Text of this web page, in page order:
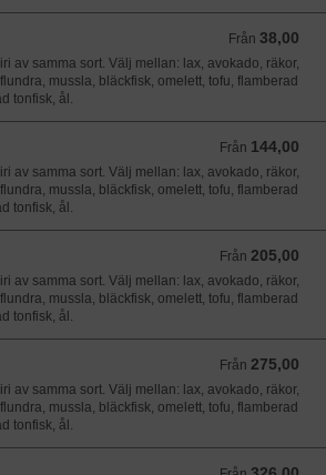
Från 38,00
Från 38,00 SEK
av samma sort. Välj mellan: lax, avokado, räkor,
mussla, bläckfisk, omelett, tofu, flamberad
tonfisk, ål.
Från 144,00
Från 144,00 SEK
av samma sort. Välj mellan: lax, avokado, räkor,
mussla, bläckfisk, omelett, tofu, flamberad
tonfisk, ål.
Från 205,00
Från 205,00 SEK
av samma sort. Välj mellan: lax, avokado, räkor,
mussla, bläckfisk, omelett, tofu, flamberad
tonfisk, ål.
Från 275,00
Från 275,00 SEK
av samma sort. Välj mellan: lax, avokado, räkor,
mussla, bläckfisk, omelett, tofu, flamberad
tonfisk, ål.